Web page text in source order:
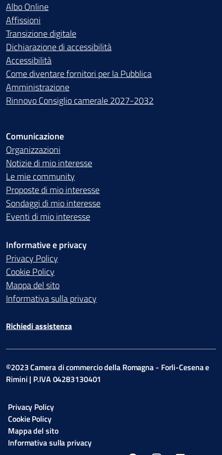
Albo Online
Affissioni
Transizione digitale
Dichiarazione di accessibilità
Accessibilità
Come diventare fornitori per la Pubblica
Amministrazione
Rinnovo Consiglio camerale 2027-2032
Comunicazione
Organizzazioni
Notizie di mio interesse
Le mie community
Proposte di mio interesse
Sondaggi di mio interesse
Eventi di mio interesse
Informative e privacy
Privacy Policy
Cookie Policy
Mappa del sito
Informativa sulla privacy
Richiedi assistenza
©2023 Camera di commercio della Romagna - Forli-Cesena e
Rimini | P.IVA 04283130401
Privacy Policy
Cookie Policy
Mappa del sito
Informativa sulla privacy